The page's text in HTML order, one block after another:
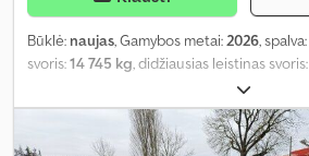
Būklė: naujas, Gamybos metai:2026, spalva:
svoris:14 745 kg, didžiausias leistinas svoris:
kitas